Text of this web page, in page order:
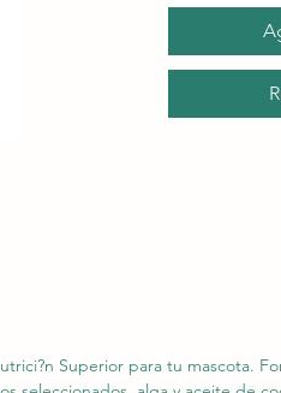
Superior para tu mascota.